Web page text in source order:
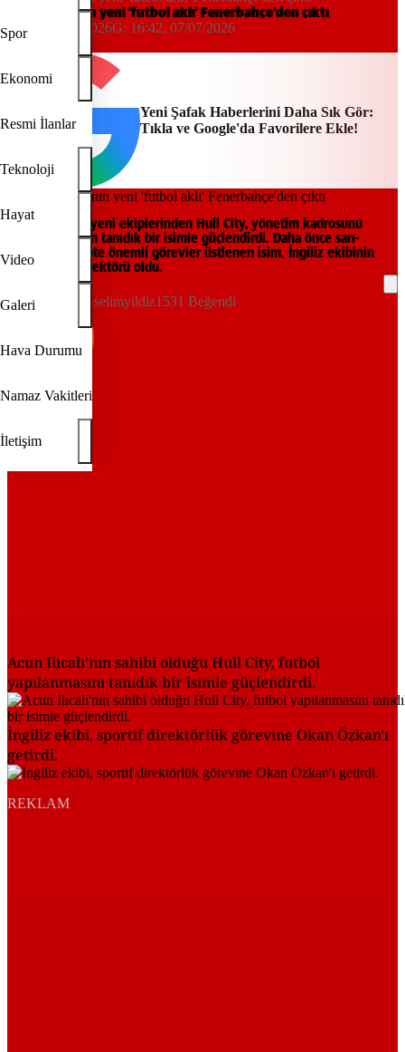
Spor
Ekonomi
Resmi İlanlar
Teknoloji
Hayat
Video
Galeri
Hava Durumu
Namaz Vakitleri
İletişim
Acun Ilıcalı'nın yeni 'futbol aklı' Fenerbahçe'den çıktı
16:21, 07/07/2026G: 16:42, 07/07/2026
DHA
Yeni Şafak Haberlerini Daha Sık Gör:
Tıkla ve Google'da Favorilere Ekle!
Premier Lig'in yeni ekiplerinden Hull City, yönetim kadrosunu
Fenerbahçe'den tanıdık bir isimle güçlendirdi. Daha önce sarı-
lacivertli kulüpte önemli görevler üstlenen isim, İngiliz ekibinin
yeni sportif direktörü oldu.
selimyildiz1531 Beğendi
REKLAM
Acun Ilıcalı'nın sahibi olduğu Hull City, futbol
yapılanmasını tanıdık bir isimle güçlendirdi.
İngiliz ekibi, sportif direktörlük görevine Okan Özkan'ı
getirdi.
REKLAM